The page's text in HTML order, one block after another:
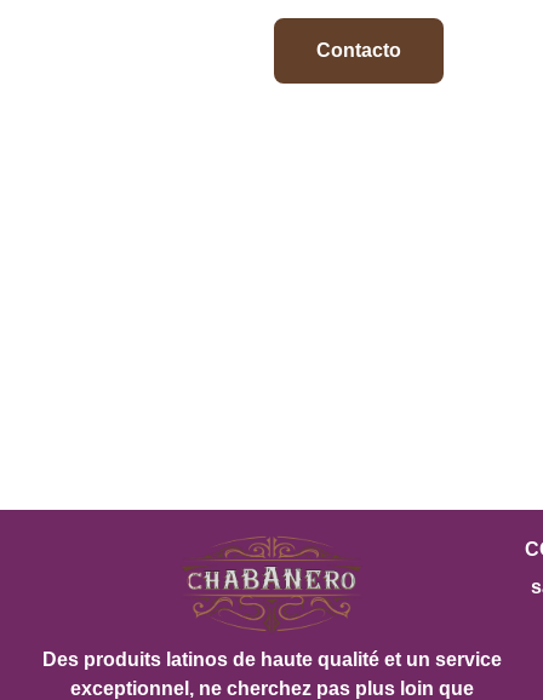
Contacto
Des produits latinos de haute qualité et un service
exceptionnel, ne cherchez pas plus loin que